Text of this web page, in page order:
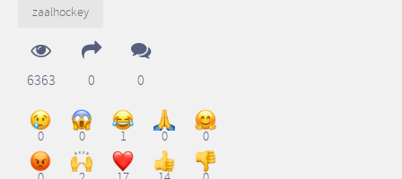
zaalhockey
6363 0 0
0 0 1 0 0